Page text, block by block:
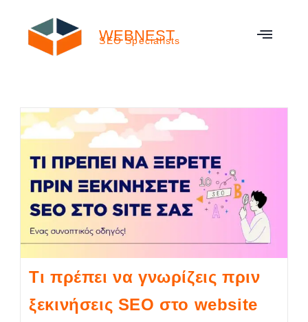
WEBNEST
SEO Specialists
Τι πρέπει να γνωρίζεις πριν
ξεκινήσεις SEO στο website